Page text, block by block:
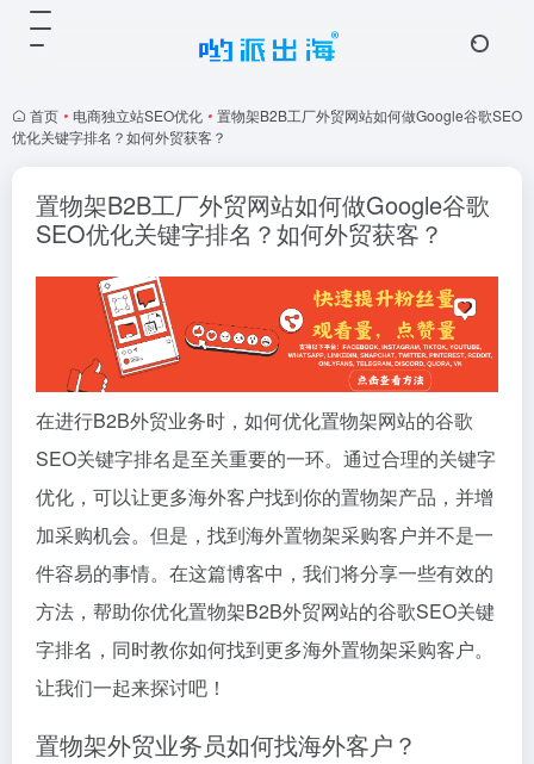
首页 • 电商独立站SEO优化 • 置物架B2B工厂外贸网站如何做Google谷歌SEO
优化关键字排名？如何外贸获客？
置物架B2B工厂外贸网站如何做Google谷歌
SEO优化关键字排名？如何外贸获客？
在进行B2B外贸业务时，如何优化置物架网站的谷歌
SEO关键字排名是至关重要的一环。通过合理的关键字
优化，可以让更多海外客户找到你的置物架产品，并增
加采购机会。但是，找到海外置物架采购客户并不是一
件容易的事情。在这篇博客中，我们将分享一些有效的
方法，帮助你优化置物架B2B外贸网站的谷歌SEO关键
字排名，同时教你如何找到更多海外置物架采购客户。
让我们一起来探讨吧！
置物架外贸业务员如何找海外客户？